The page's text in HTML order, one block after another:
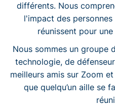
différents. Nous
l'impact des
réunissent pour
Nous sommes un groupe
technologie, de
meilleurs amis sur Zoom
que quelqu’un aille se